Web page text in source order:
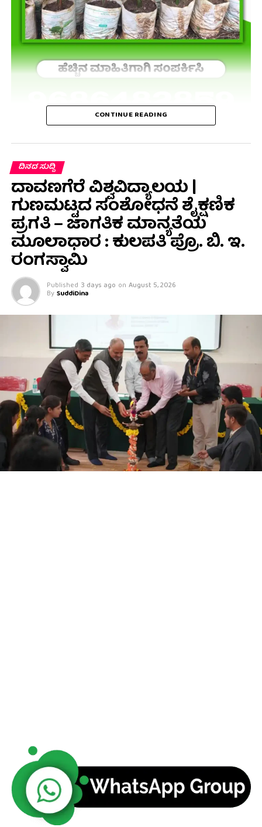
CONTINUE READING
ದಿನದ ಸುದ್ದಿ
ದಾವಣಗೆರೆ ವಿಶ್ವವಿದ್ಯಾಲಯ |
ಗುಣಮಟ್ಟದ ಸಂಶೋಧನೆ ಶೈಕ್ಷಣಿಕ
ಪ್ರಗತಿ – ಜಾಗತಿಕ ಮಾನ್ಯತೆಯ
ಮೂಲಾಧಾರ : ಕುಲಪತಿ ಪ್ರೊ. ಬಿ. ಇ.
ರಂಗಸ್ವಾಮಿ
Published 3 days ago on August 5, 2026
By SuddiDina